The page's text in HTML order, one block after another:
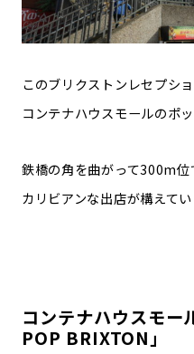
このブリクストンレセプシ
コンテナハウスモールのポ
鉄橋の角を曲がって300m
カリビアンな出店が構えてい
コンテナハウスモー
POP BRIXTON」